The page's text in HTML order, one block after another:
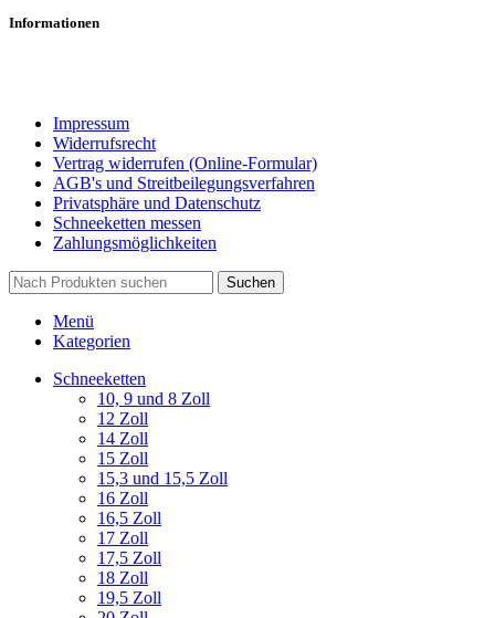
Informationen
Impressum
Widerrufsrecht
Vertrag widerrufen (Online-Formular)
AGB's und Streitbeilegungsverfahren
Privatsphäre und Datenschutz
Schneeketten messen
Zahlungsmöglichkeiten
Suchen
Menü
Kategorien
Schneeketten
10, 9 und 8 Zoll
12 Zoll
14 Zoll
15 Zoll
15,3 und 15,5 Zoll
16 Zoll
16,5 Zoll
17 Zoll
17,5 Zoll
18 Zoll
19,5 Zoll